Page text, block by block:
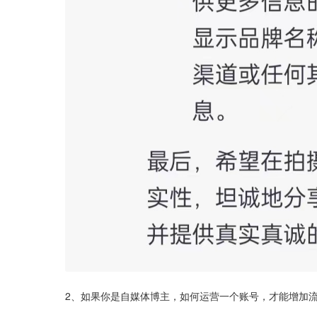
2、如果你是自媒体博主，如何运营一个账号，才能增加